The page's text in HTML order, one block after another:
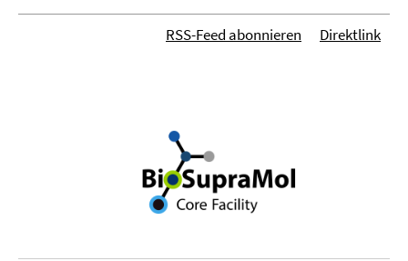
Direktlink
RSS-Feed abonnieren